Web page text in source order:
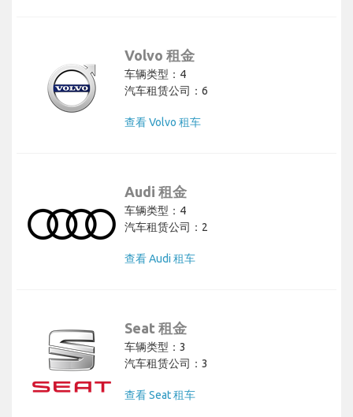
Volvo 租金
车辆类型：4
汽车租赁公司：6
查看 Volvo 租车
Audi 租金
车辆类型：4
汽车租赁公司：2
查看 Audi 租车
Seat 租金
车辆类型：3
汽车租赁公司：3
查看 Seat 租车